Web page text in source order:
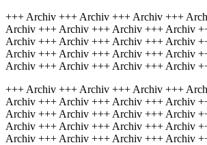
+++ Archiv +++ Archiv +++ Archiv +++
Archiv +++ Archiv +++ Archiv +++ Archiv
Archiv +++ Archiv +++ Archiv +++ Archiv
Archiv +++ Archiv +++ Archiv +++ Archiv
Archiv +++ Archiv +++ Archiv +++ Archiv
+++ Archiv +++ Archiv +++ Archiv +++
Archiv +++ Archiv +++ Archiv +++ Archiv
Archiv +++ Archiv +++ Archiv +++ Archiv
Archiv +++ Archiv +++ Archiv +++ Archiv
Archiv +++ Archiv +++ Archiv +++ Archiv